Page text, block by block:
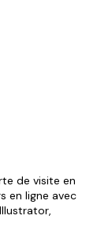
de visite en
en ligne avec